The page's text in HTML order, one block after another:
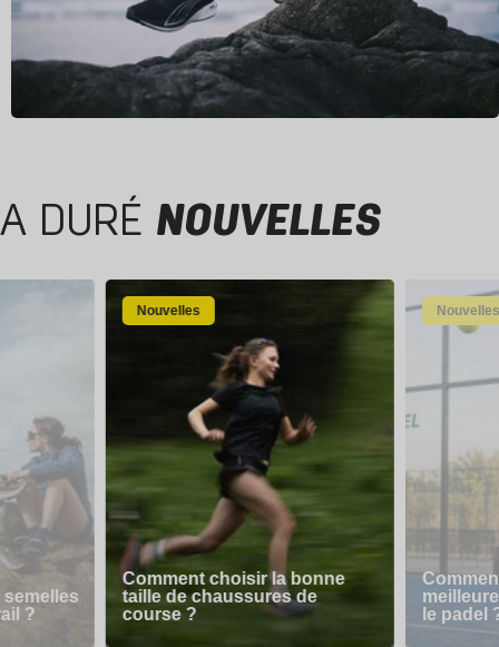
A DURÉ NOUVELLES
?
Nouvelles
Comment choisir la bonne
taille de chaussures de
course ?
Nouvelles
le padel